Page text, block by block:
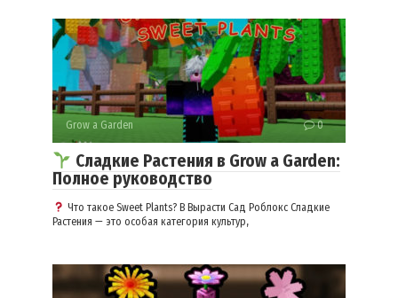
Grow a Garden 0
Сладкие Растения в Grow a Garden:
Полное руководство
Что такое Sweet Plants? В Вырасти Сад Роблокс Сладкие
Растения — это особая категория культур,